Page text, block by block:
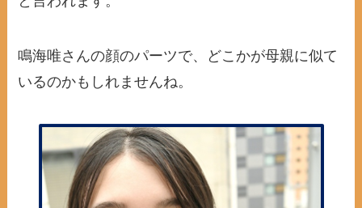
鳴海唯さんの顔のパーツで、どこかが母親に似て
いるのかもしれませんね。